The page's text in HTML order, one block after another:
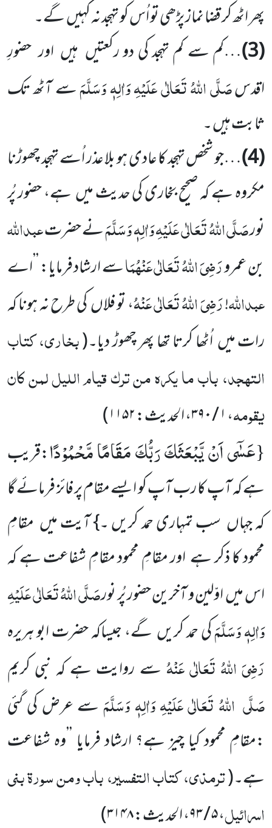
پھر اٹھ کر قضا نماز پڑھی تو اُس کو تہجد نہ کہیں گے۔
(3) …کم سے کم تہجد کی دو رکعتیں ہیں اور حضورِ
اقدسصَلَّی اللّٰہُ تَعَالٰی عَلَیْہِ وَاٰلِہٖ وَسَلَّمَسے آٹھ تک
ثابت ہیں ۔
(4) …جو شخص تہجد کا عادی ہو بلا عذر اُسے تہجد چھوڑنا
مکروہ ہے کہ صحیح بخاری کی حدیث میں ہے، حضور پُر
نورصَلَّی اللّٰہُ تَعَالٰی عَلَیْہِ وَاٰلِہٖ وَسَلَّمَنے حضرتعبداللّٰہ
بن عمرورَضِیَ اللّٰہُ تَعَالٰی عَنْہُمَاسے ارشاد فرمایا: ’’اے
عبداللّٰہ!رَضِیَ اللّٰہُ تَعَالٰی عَنْہُ، تو فلاں کی طرح نہ ہونا کہ
رات میں اُٹھا کرتا تھا پھر چھوڑ دیا۔(بخاری، کتاب
التہجد، باب ما یکرہ من ترک قیام اللیل لمن کان
یقومہ،۱ / ۳۹۰ ، الحدیث:۱۱۵۲)
{عَسٰۤى اَنْ یَّبْعَثَكَ رَبُّكَ مَقَامًا مَّحْمُوْدًا:قریب
ہے کہ آپ کا رب آپ کو ایسے مقام پر فائز فرمائے گا
کہ جہاں سب تمہاری حمد کریں ۔} آیت میں مقامِ
محمود کا ذکر ہے اور مقامِ محمود مقامِ شفاعت ہے کہ
اس میں اوّلین و آخرین حضور پُر نورصَلَّی اللّٰہُ تَعَالٰی عَلَیْہِ
وَاٰلِہٖ وَسَلَّمَکی حمد کریں گے، جیساکہ حضرت ابو ہریرہ
رَضِیَ اللّٰہُ تَعَالٰی عَنْہُسے روایت ہے کہ نبی کریم
صَلَّی اللّٰہُ تَعَالٰی عَلَیْہِ وَاٰلِہٖ وَسَلَّمَسے عرض کی گئی
:مقامِ محمود کیا چیز ہے؟ ارشاد فرمایا ’’وہ شفاعت
ہے۔(ترمذی، کتاب التفسیر، باب ومن سورۃ بنی
اسرائیل،۵ / ۹۳ ، الحدیث:۳۱۴۸)